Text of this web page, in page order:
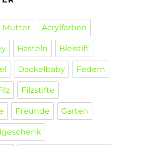
Mütter Acrylfarben
Basteln Bleistift
Dackelbaby Federn
Filzstifte
Freunde Garten